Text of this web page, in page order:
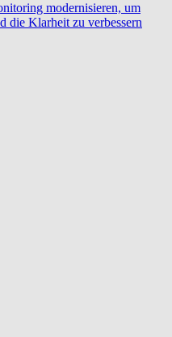
modernisieren, um
die Klarheit zu verbessern